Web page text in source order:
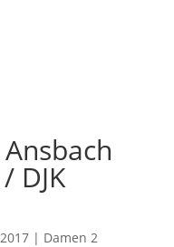
DJK
| Damen 2